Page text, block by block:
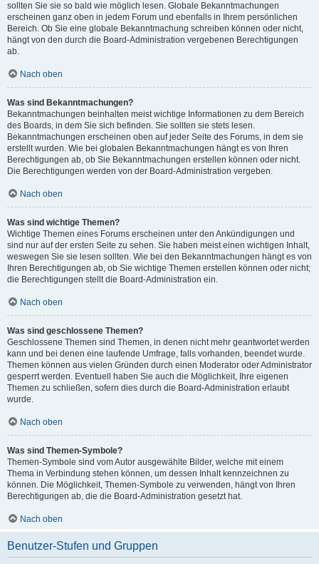
sollten Sie sie so bald wie möglich lesen. Globale Bekanntmachungen
erscheinen ganz oben in jedem Forum und ebenfalls in Ihrem persönlichen
Bereich. Ob Sie eine globale Bekanntmachung schreiben können oder nicht,
hängt von den durch die Board-Administration vergebenen Berechtigungen
ab.
Nach oben
Was sind Bekanntmachungen?
Bekanntmachungen beinhalten meist wichtige Informationen zu dem Bereich
des Boards, in dem Sie sich befinden. Sie sollten sie stets lesen.
Bekanntmachungen erscheinen oben auf jeder Seite des Forums, in dem sie
erstellt wurden. Wie bei globalen Bekanntmachungen hängt es von Ihren
Berechtigungen ab, ob Sie Bekanntmachungen erstellen können oder nicht.
Die Berechtigungen werden von der Board-Administration vergeben.
Nach oben
Was sind wichtige Themen?
Wichtige Themen eines Forums erscheinen unter den Ankündigungen und
sind nur auf der ersten Seite zu sehen. Sie haben meist einen wichtigen Inhalt,
weswegen Sie sie lesen sollten. Wie bei den Bekanntmachungen hängt es von
Ihren Berechtigungen ab, ob Sie wichtige Themen erstellen können oder nicht;
die Berechtigungen stellt die Board-Administration ein.
Nach oben
Was sind geschlossene Themen?
Geschlossene Themen sind Themen, in denen nicht mehr geantwortet werden
kann und bei denen eine laufende Umfrage, falls vorhanden, beendet wurde.
Themen können aus vielen Gründen durch einen Moderator oder Administrator
gesperrt werden. Eventuell haben Sie auch die Möglichkeit, Ihre eigenen
Themen zu schließen, sofern dies durch die Board-Administration erlaubt
wurde.
Nach oben
Was sind Themen-Symbole?
Themen-Symbole sind vom Autor ausgewählte Bilder, welche mit einem
Thema in Verbindung stehen können, um dessen Inhalt kennzeichnen zu
können. Die Möglichkeit, Themen-Symbole zu verwenden, hängt von Ihren
Berechtigungen ab, die die Board-Administration gesetzt hat.
Nach oben
Benutzer-Stufen und Gruppen